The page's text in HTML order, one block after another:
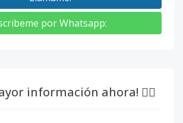
por Whatsapp:
información ahora! 👇🏽